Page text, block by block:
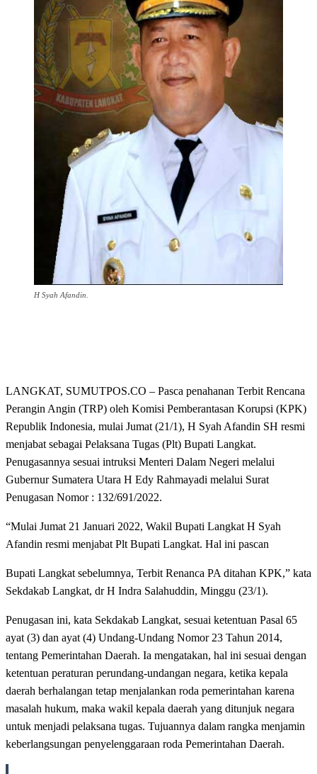
H Syah Afandin.
LANGKAT, SUMUTPOS.CO – Pasca penahanan Terbit Rencana
Perangin Angin (TRP) oleh Komisi Pemberantasan Korupsi (KPK)
Republik Indonesia, mulai Jumat (21/1), H Syah Afandin SH resmi
menjabat sebagai Pelaksana Tugas (Plt) Bupati Langkat.
Penugasannya sesuai intruksi Menteri Dalam Negeri melalui
Gubernur Sumatera Utara H Edy Rahmayadi melalui Surat
Penugasan Nomor : 132/691/2022.
“Mulai Jumat 21 Januari 2022, Wakil Bupati Langkat H Syah
Afandin resmi menjabat Plt Bupati Langkat. Hal ini pascan
Bupati Langkat sebelumnya, Terbit Renanca PA ditahan KPK,” kata
Sekdakab Langkat, dr H Indra Salahuddin, Minggu (23/1).
Penugasan ini, kata Sekdakab Langkat, sesuai ketentuan Pasal 65
ayat (3) dan ayat (4) Undang-Undang Nomor 23 Tahun 2014,
tentang Pemerintahan Daerah. Ia mengatakan, hal ini sesuai dengan
ketentuan peraturan perundang-undangan negara, ketika kepala
daerah berhalangan tetap menjalankan roda pemerintahan karena
masalah hukum, maka wakil kepala daerah yang ditunjuk negara
untuk menjadi pelaksana tugas. Tujuannya dalam rangka menjamin
keberlangsungan penyelenggaraan roda Pemerintahan Daerah.